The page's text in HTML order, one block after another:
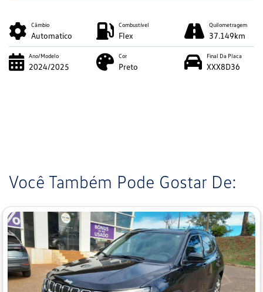
Câmbio
Automatico
Combustível
Flex
Quilometragem
37.149km
Ano/Modelo
2024/2025
Cor
Preto
Final Da Placa
XXX8D36
Você Também Pode Gostar De: